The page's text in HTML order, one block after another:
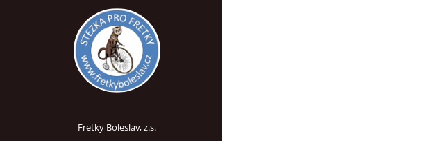
Fretky Boleslav, z.s.